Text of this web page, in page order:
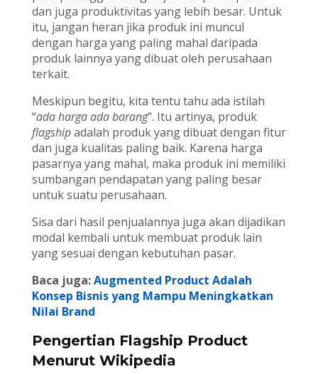
dan juga produktivitas yang lebih besar. Untuk
itu, jangan heran jika produk ini muncul
dengan harga yang paling mahal daripada
produk lainnya yang dibuat oleh perusahaan
terkait.
Meskipun begitu, kita tentu tahu ada istilah
“ada harga ada barang”. Itu artinya, produk
flagshipadalah produk yang dibuat dengan fitur
dan juga kualitas paling baik. Karena harga
pasarnya yang mahal, maka produk ini memiliki
sumbangan pendapatan yang paling besar
untuk suatu perusahaan.
Sisa dari hasil penjualannya juga akan dijadikan
modal kembali untuk membuat produk lain
yang sesuai dengan kebutuhan pasar.
Baca juga:Augmented Product Adalah
Konsep Bisnis yang Mampu Meningkatkan
Nilai Brand
Pengertian Flagship Product
Menurut Wikipedia